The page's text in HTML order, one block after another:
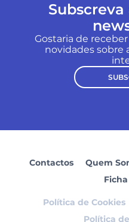
Subscreva
Gostaria de
novidades sobre
Contactos Quem
Política de Cookies
Política